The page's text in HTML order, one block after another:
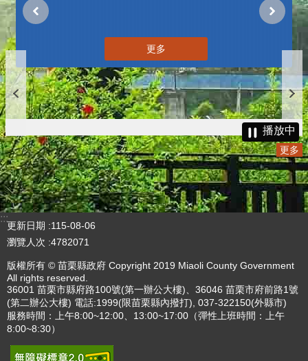
更多
播放中
更多
:::
更新日期
115-08-06
瀏覽人次 4782071
版權所有 © 苗栗縣政府 Copyright 2019 Miaoli County Government
All rights reserved.
36001 苗栗市縣府路100號(第一辦公大樓)、36046 苗栗市府前路1號
(第二辦公大樓) 電話:1999(限苗栗縣內撥打), 037-322150(外縣市)
服務時間：上午8:00~12:00、13:00~17:00（彈性上班時間：上午
8:00~8:30）